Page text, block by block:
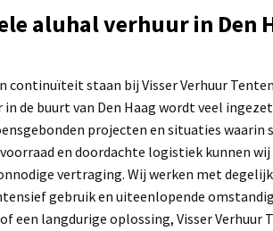
aluhal verhuur in Den
continuïteit staan bij Visser Verhuur
in de buurt van Den Haag wordt veel
projecten en situaties waarin
en doordachte logistiek kunnen
vertraging. Wij werken met
gebruik en uiteenlopende
een langdurige oplossing, Visser Verhuur